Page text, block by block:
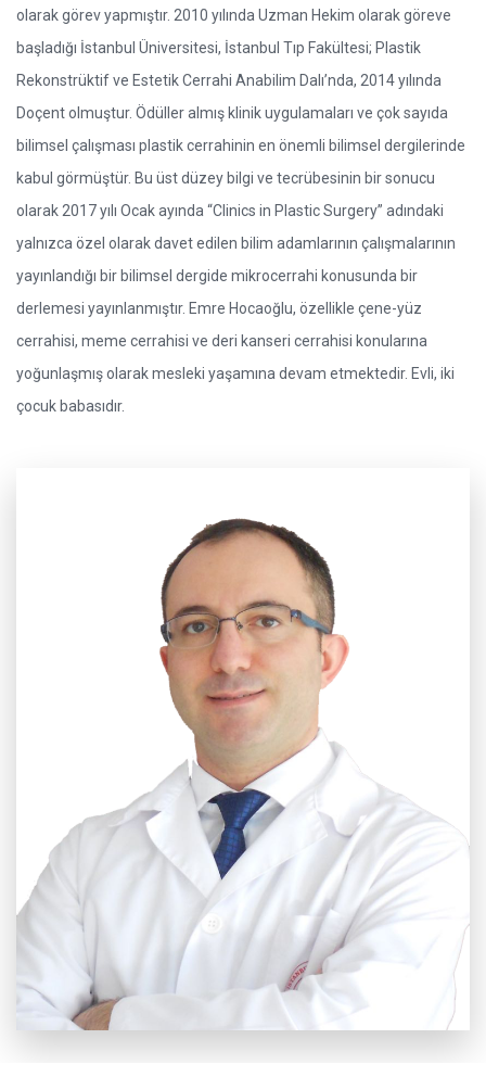
olarak görev yapmıştır. 2010 yılında Uzman Hekim olarak göreve
başladığı İstanbul Üniversitesi, İstanbul Tıp Fakültesi; Plastik
Rekonstrüktif ve Estetik Cerrahi Anabilim Dalı’nda, 2014 yılında
Doçent olmuştur. Ödüller almış klinik uygulamaları ve çok sayıda
bilimsel çalışması plastik cerrahinin en önemli bilimsel dergilerinde
kabul görmüştür. Bu üst düzey bilgi ve tecrübesinin bir sonucu
olarak 2017 yılı Ocak ayında “Clinics in Plastic Surgery” adındaki
yalnızca özel olarak davet edilen bilim adamlarının çalışmalarının
yayınlandığı bir bilimsel dergide mikrocerrahi konusunda bir
derlemesi yayınlanmıştır. Emre Hocaoğlu, özellikle çene-yüz
cerrahisi, meme cerrahisi ve deri kanseri cerrahisi konularına
yoğunlaşmış olarak mesleki yaşamına devam etmektedir. Evli, iki
çocuk babasıdır.